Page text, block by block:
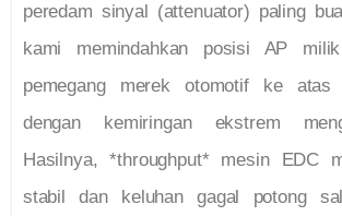
peredam sinyal (attenuator) paling
kami memindahkan posisi AP
pemegang merek otomotif ke atas
dengan kemiringan ekstrem
Hasilnya, *throughput* mesin EDC
stabil dan keluhan gagal potong